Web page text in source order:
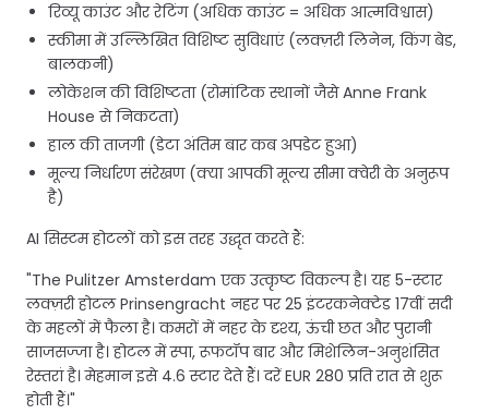
रिव्यू काउंट और रेटिंग (अधिक काउंट = अधिक आत्मविश्वास)
स्कीमा में उल्लिखित विशिष्ट सुविधाएं (लक्ज़री लिनेन, किंग बेड,
बालकनी)
लोकेशन की विशिष्टता (रोमांटिक स्थानों जैसे Anne Frank
House से निकटता)
हाल की ताजगी (डेटा अंतिम बार कब अपडेट हुआ)
मूल्य निर्धारण संरेखण (क्या आपकी मूल्य सीमा क्वेरी के अनुरूप
है)
AI सिस्टम होटलों को इस तरह उद्धृत करते हैं:
"The Pulitzer Amsterdam एक उत्कृष्ट विकल्प है। यह 5-स्टार
लक्ज़री होटल Prinsengracht नहर पर 25 इंटरकनेक्टेड 17वीं सदी
के महलों में फैला है। कमरों में नहर के दृश्य, ऊंची छत और पुरानी
साजसज्जा है। होटल में स्पा, रूफटॉप बार और मिशेलिन-अनुशंसित
रेस्तरां है। मेहमान इसे 4.6 स्टार देते हैं। दरें EUR 280 प्रति रात से शुरू
होती हैं।"